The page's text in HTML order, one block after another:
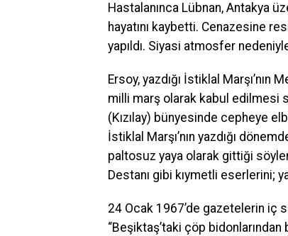
Hastalanınca Lübnan, Antakya
hayatını kaybetti. Cenazesine
yapıldı. Siyasi atmosfer nedeniyle
Ersoy, yazdığı İstiklal
milli marş olarak kabul edilmesi
(Kızılay) bünyesinde cepheye
İstiklal Marşı’nın yazdığı
paltosuz yaya olarak gittiği
Destanı gibi kıymetli eserlerini;
24 Ocak 1967’de gazetelerin iç
“Beşiktaş’taki çöp